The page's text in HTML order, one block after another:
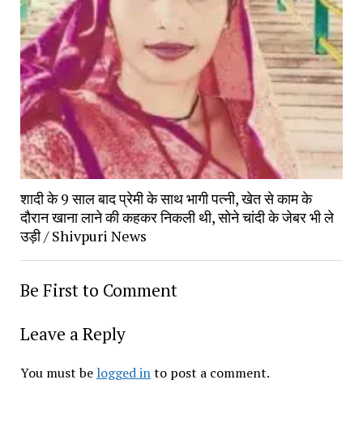
शादी के 9 साल बाद प्रेमी के साथ भागी पत्नी, खेत से काम के
दौरान खाना लाने की कहकर निकली थी, सोने चांदी के जेबर भी ले
उड़ी / Shivpuri News
Be First to Comment
Leave a Reply
You must be logged into post a comment.